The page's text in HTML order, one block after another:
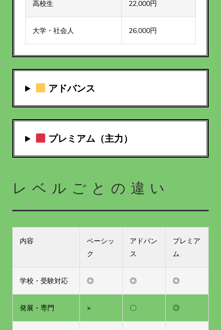
高校生 22,000円
大学・社会人 26,000円
アドバンス
プレミアム（主力）
レベルごとの違い
内容
ベーシッ
ク
アドバン
ス
プレミア
ム
学校・受験対応 ◎ ◎ ◎
発展・専門 × 〇 ◎